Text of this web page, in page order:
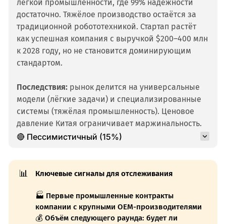
лёгкой промышленности, где 99% надёжности
достаточно. Тяжёлое производство остаётся за
традиционной робототехникой. Стартап растёт
как успешная компания с выручкой $200–400 млн
к 2028 году, но не становится доминирующим
стандартом.
Последствия:рынок делится на универсальные
модели (лёгкие задачи) и специализированные
системы (тяжёлая промышленность). Ценовое
давление Китая ограничивает маржинальность.
🔴 Пессимистичный (15%)
📊 Ключевые сигналы для отслеживания
🏭 Первые промышленные контракты
компании с крупными OEM-производителями
💰 Объём следующего раунда: будет ли